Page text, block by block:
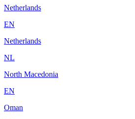
Netherlands
EN
Netherlands
NL
North Macedonia
EN
Oman